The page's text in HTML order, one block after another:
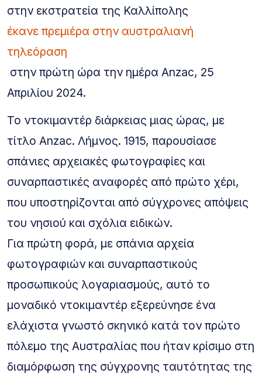
στην εκστρατεία της Καλλίπολης
έκανε πρεμιέρα στην αυστραλιανή
τηλεόραση
στην πρώτη ώρα την ημέρα Anzac, 25
Απριλίου 2024.
Το ντοκιμαντέρ διάρκειας μιας ώρας, με
τίτλο Anzac. Λήμνος. 1915, παρουσίασε
σπάνιες αρχειακές φωτογραφίες και
συναρπαστικές αναφορές από πρώτο χέρι,
που υποστηρίζονται από σύγχρονες απόψεις
του νησιού και σχόλια ειδικών.
Για πρώτη φορά, με σπάνια αρχεία
φωτογραφιών και συναρπαστικούς
προσωπικούς λογαριασμούς, αυτό το
μοναδικό ντοκιμαντέρ εξερεύνησε ένα
ελάχιστα γνωστό σκηνικό κατά τον πρώτο
πόλεμο της Αυστραλίας που ήταν κρίσιμο στη
διαμόρφωση της σύγχρονης ταυτότητας της